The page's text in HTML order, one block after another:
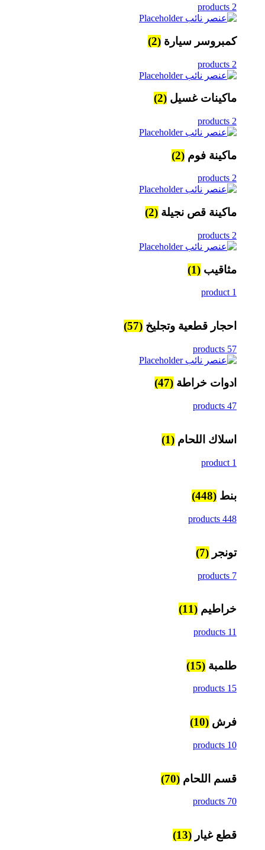
2 products
كمبروسر سيارة (2)
2 products
ماكينات غسيل (2)
2 products
ماكينة فوم (2)
2 products
ماكينة قص نجيلة (2)
2 products
مثاقيب (1)
1 product
احجار قطعية وتجليخ (57)
57 products
ادوات خراطة (47)
47 products
اسلاك اللحام (1)
1 product
بنط (448)
448 products
تونجر (7)
7 products
خراطيم (11)
11 products
طلمبة (15)
15 products
فرش (10)
10 products
قسم اللحام (70)
70 products
قطع غيار (13)